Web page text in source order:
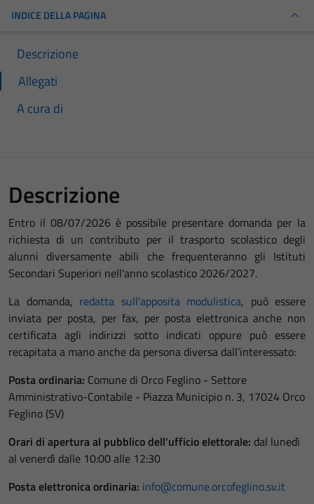
INDICE DELLA PAGINA
Descrizione
Allegati
A cura di
Descrizione
Entro il 08/07/2026 è possibile presentare domanda per la
richiesta di un contributo per il trasporto scolastico degli
alunni diversamente abili che frequenteranno gli Istituti
Secondari Superiori nell'anno scolastico 2026/2027.
La domanda, redatta sull'apposita modulistica, può essere
inviata per posta, per fax, per posta elettronica anche non
certificata agli indirizzi sotto indicati oppure può essere
recapitata a mano anche da persona diversa dall’interessato:
Posta ordinaria: Comune di Orco Feglino - Settore
Amministrativo-Contabile - Piazza Municipio n. 3, 17024 Orco
Feglino (SV)
Orari di apertura al pubblico dell'ufficio elettorale: dal lunedì
al venerdì dalle 10:00 alle 12:30
Posta elettronica ordinaria: info@comune.orcofeglino.sv.it